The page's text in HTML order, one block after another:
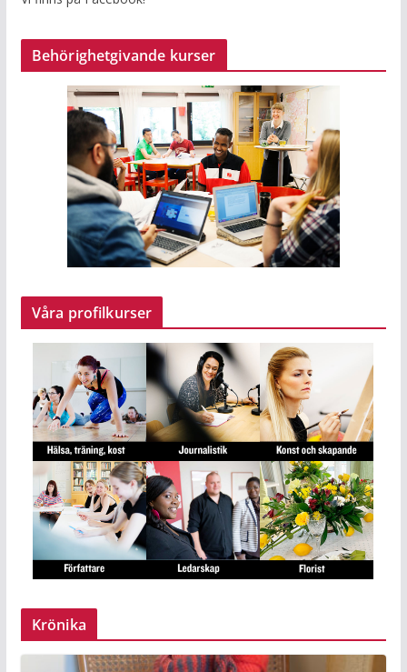
Behörighetgivande kurser
Våra profilkurser
Krönika